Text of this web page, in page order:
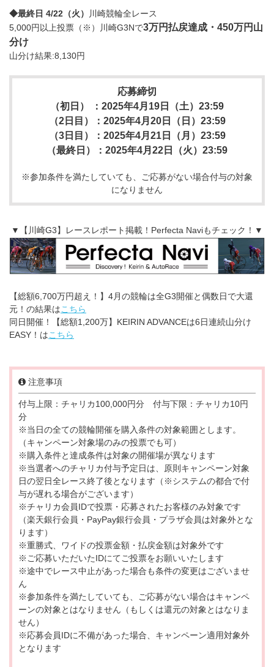
◆最終日 4/22（火）
川崎競輪全レース
5,000円以上投票（※）川崎G3Nで3万円払戻達成・450万円山
分け
山分け結果:8,130円
応募締切
（初日） ：2025年4月19日（土）23:59
（2日目）：2025年4月20日（日）23:59
（3日目）：2025年4月21日（月）23:59
（最終日）：2025年4月22日（火）23:59
※参加条件を満たしていても、ご応募がない場合付与の対象
になりません
▼【川崎G3】レースレポート掲載！Perfecta Naviもチェック！▼
【総額6,700万円超え！】4月の競輪は全G3開催と偶数日で大還
元！の結果はこちら
同日開催！【総額1,200万】KEIRIN ADVANCEは6日連続山分け
EASY！はこちら
注意事項
付与上限：チャリカ100,000円分 付与下限：チャリカ10円
分
※当日の全ての競輪開催を購入条件の対象範囲とします。
（キャンペーン対象場のみの投票でも可）
※購入条件と達成条件は対象の開催場が異なります
※当選者へのチャリカ付与予定日は、原則キャンペーン対象
日の翌日全レース終了後となります（※システムの都合で付
与が遅れる場合がございます）
※チャリカ会員IDで投票・応募されたお客様のみ対象です
（楽天銀行会員・PayPay銀行会員・プラザ会員は対象外とな
ります）
※重勝式、ワイドの投票金額・払戻金額は対象外です
※ご応募いただいたIDにてご投票をお願いいたします
※途中でレース中止があった場合も条件の変更はございませ
ん
※参加条件を満たしていても、ご応募がない場合はキャンペ
ーンの対象とはなりません（もしくは還元の対象とはなりま
せん）
※応募会員IDに不備があった場合、キャンペーン適用対象外
となります